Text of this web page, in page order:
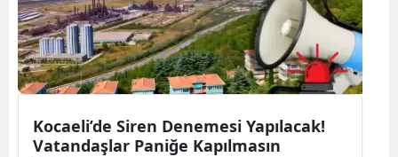
Kocaeli’de Siren Denemesi Yapılacak!
Vatandaşlar Paniğe Kapılmasın